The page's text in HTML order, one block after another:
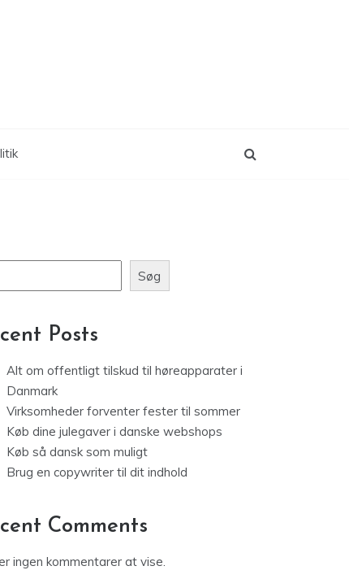
Søg
Posts
Alt om offentligt tilskud til høreapparater i
Danmark
Virksomheder forventer fester til sommer
Køb dine julegaver i danske webshops
Køb så dansk som muligt
Brug en copywriter til dit indhold
Comments
ingen kommentarer at vise.